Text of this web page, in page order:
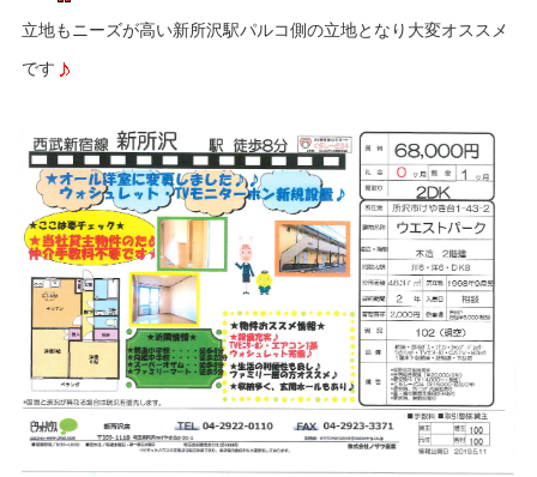
立地もニーズが高い新所沢駅パルコ側の立地となり大変オススメ
です